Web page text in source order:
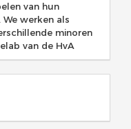
van hun
werken als
minoren
van de HvA